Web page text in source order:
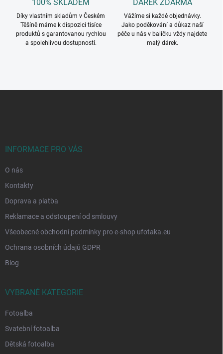
100% SKLADEM
Díky vlastním skladům v Českém
Těšíně máme k dispozici tisíce
produktů s garantovanou rychlou
a spolehlivou dostupností.
DÁREK ZDARMA
Vážíme si každé objednávky.
Jako poděkování a důkaz naší
péče u nás v balíčku vždy najdete
malý dárek.
INFORMACE PRO VÁS
O nás
Kontakty
Doprava a platba
Reklamace a odstoupení od smlouvy
Všeobecné obchodní podmínky pro e-shop ufotaka.eu
Ochrana osobních údajů GDPR
Blog
VYBRANÉ KATEGORIE
Fotoalba
Svatební fotoalba
Dětská fotoalba